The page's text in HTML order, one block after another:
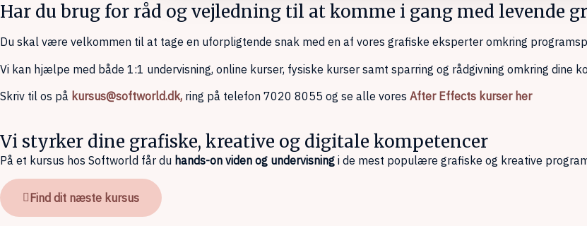
Har du brug for råd og vejledning til at komme i gang med levende
Du skal være velkommen til at tage en uforpligtende snak med en af vores grafiske eksperter omkring
Vi kan hjælpe med både 1:1 undervisning, online kurser, fysiske kurser samt sparring og rådgivning omkring dine
Skriv til os på kursus@softworld.dk, ring på telefon 7020 8055 og se alle vores After Effects kurser her
Vi styrker dine grafiske, kreative og digitale kompetencer
På et kursus hos Softworld får du hands-on viden og undervisning i de mest populære grafiske og kreative
Find dit næste kursus